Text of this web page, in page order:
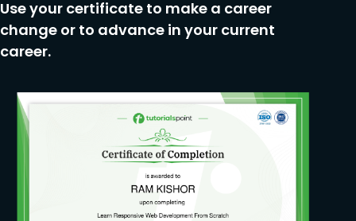
téléchargeables ont été créés de sorte que
l'apprentissage soit agréable.
Nous avons voulu rendre cela plus moderne, plus
soigné.
De plus, chaque notion abordée sera clairement
expliquée avant de passer à la partie "Logicielle" à
l'aide de ces vidéos d'explication.
Vous n'avez pas besoin d'avoir SAP d'installé sur
Use your certificate to make a career
change or to advance in your current
career.